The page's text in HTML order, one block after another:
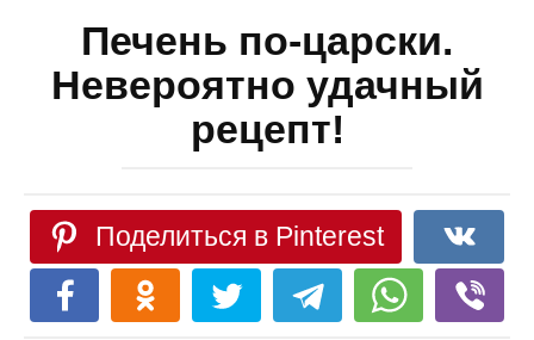
Печень по-царски.
Невероятно удачный
рецепт!
Поделиться в Pinterest